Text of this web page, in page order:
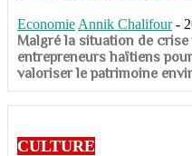
Economie Annik Chalifour -
​​​​​​​Malgré la situation de
entrepreneurs haïtiens
valoriser le patrimoine
CULTURE